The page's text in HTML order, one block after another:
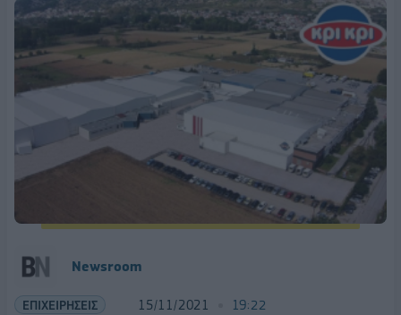
Newsroom
ΕΠΙΧΕΙΡΗΣΕΙΣ 15/11/2021 19:22